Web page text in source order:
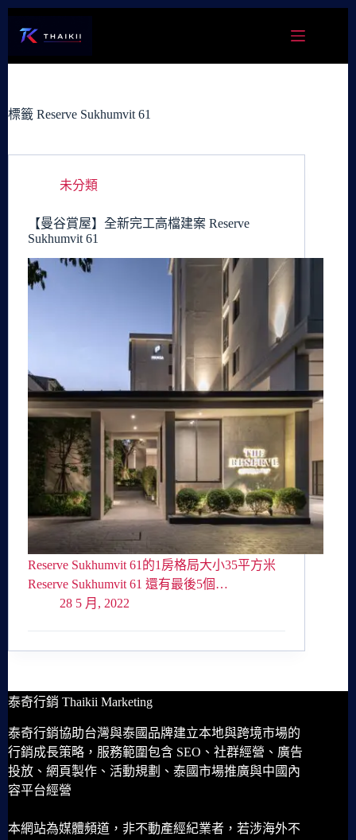
容
標籤 Reserve Sukhumvit 61
未分類
【曼谷賞屋】全新完工高檔建案 Reserve
Sukhumvit 61
Reserve Sukhumvit 61的1房格局大小35平方米
Reserve Sukhumvit 61 還有最後5個…
28 5 月, 2022
泰奇行銷 Thaikii Marketing
泰奇行銷協助台灣與泰國品牌建立本地與跨境市場的
行銷成長策略，服務範圍包含 SEO、社群經營、廣告
投放、網頁製作、活動規劃、泰國市場推廣與中國內
容平台經營
本網站為媒體頻道，非不動產經紀業者，若涉海外不